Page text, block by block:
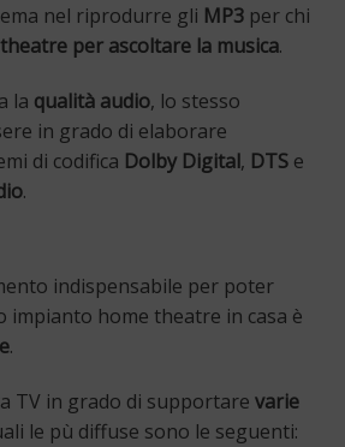
nel riprodurre gli MP3 per chi
theatre per ascoltare la musica.
la qualità audio, lo stesso
in grado di elaborare
di codifica Dolby Digital, DTS e
.
indispensabile per poter
impianto home theatre in casa è
.
TV in grado di supportare varie
le pù diffuse sono le seguenti: